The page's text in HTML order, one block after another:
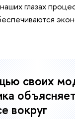
глазах
своих
вокруг